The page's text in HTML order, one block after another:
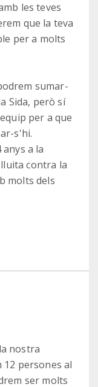
les teves
que la teva
per a molts
sumar-
Sida, però sí
per a que
s'hi.
a la
lluita contra la
molts dels
nostra
12 persones al
ser molts